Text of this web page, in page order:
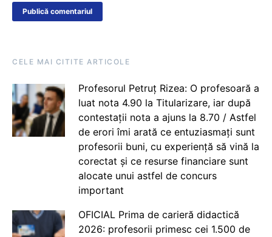
CELE MAI CITITE ARTICOLE
Profesorul Petruț Rizea: O profesoară a
luat nota 4.90 la Titularizare, iar după
contestații nota a ajuns la 8.70 / Astfel
de erori îmi arată ce entuziasmați sunt
profesorii buni, cu experiență să vină la
corectat și ce resurse financiare sunt
alocate unui astfel de concurs
important
OFICIAL Prima de carieră didactică
2026: profesorii primesc cei 1.500 de